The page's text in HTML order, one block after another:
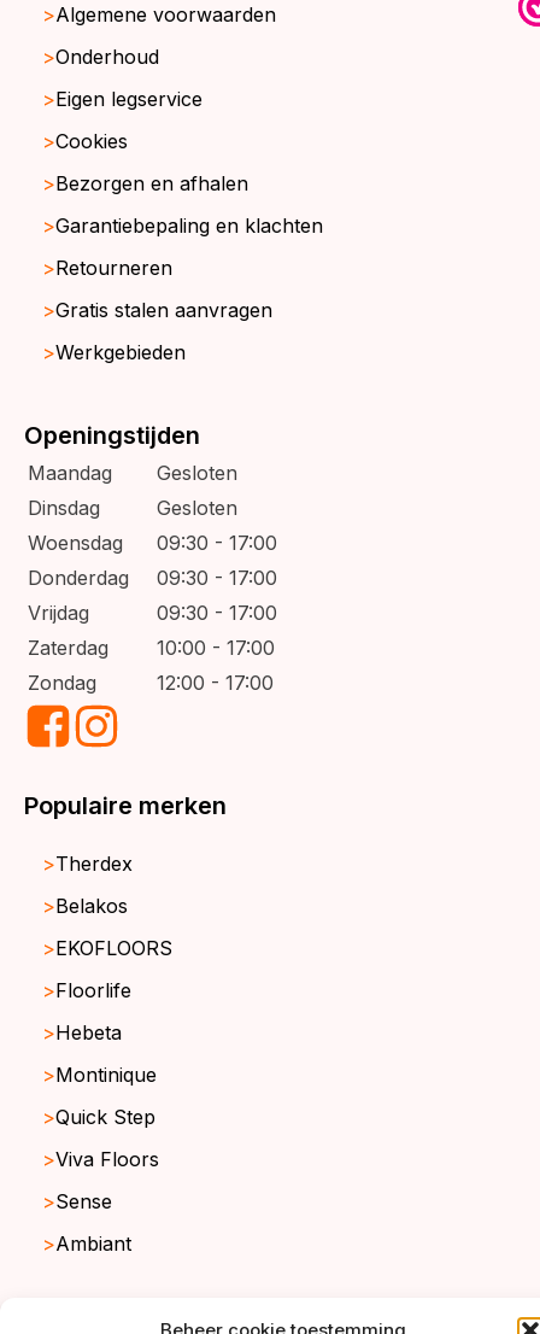
Algemene voorwaarden
Onderhoud
Eigen legservice
Cookies
Bezorgen en afhalen
Garantiebepaling en klachten
Retourneren
Gratis stalen aanvragen
Werkgebieden
Openingstijden
Maandag
Gesloten
Dinsdag
Gesloten
Woensdag
09:30 - 17:00
Donderdag
09:30 - 17:00
Vrijdag
09:30 - 17:00
Zaterdag
10:00 - 17:00
Zondag
12:00 - 17:00
Populaire merken
Therdex
Belakos
EKOFLOORS
Floorlife
Hebeta
Montinique
Quick Step
Viva Floors
Sense
Ambiant